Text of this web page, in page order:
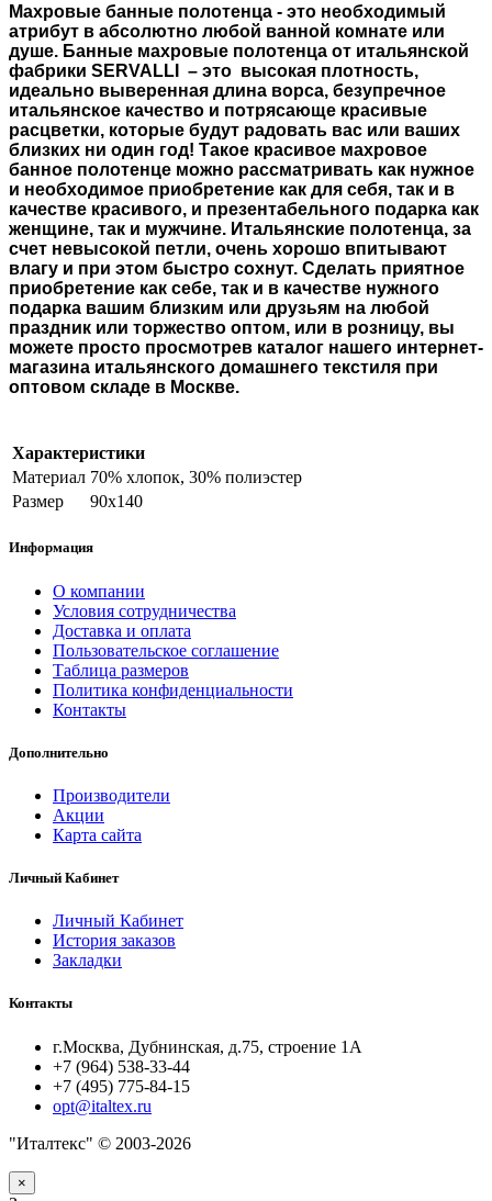
Махровые банные полотенца - это необходимый
атрибут в абсолютно любой ванной комнате или
душе. Банные махровые полотенца от итальянской
фабрики SERVALLI – это высокая плотность,
идеально выверенная длина ворса, безупречное
итальянское качество и потрясающе красивые
расцветки, которые будут радовать вас или ваших
близких ни один год! Такое красивое махровое
банное полотенце можно рассматривать как нужное
и необходимое приобретение как для себя, так и в
качестве красивого, и презентабельного подарка как
женщине, так и мужчине. Итальянские полотенца, за
счет невысокой петли, очень хорошо впитывают
влагу и при этом быстро сохнут. Сделать приятное
приобретение как себе, так и в качестве нужного
подарка вашим близким или друзьям на любой
праздник или торжество оптом, или в розницу, вы
можете просто просмотрев каталог нашего интернет-
магазина итальянского домашнего текстиля при
оптовом складе в Москве.
Характеристики
Материал 70% хлопок, 30% полиэстер
Размер
90х140
Информация
О компании
Условия сотрудничества
Доставка и оплата
Пользовательское соглашение
Таблица размеров
Политика конфиденциальности
Контакты
Дополнительно
Производители
Акции
Карта сайта
Личный Кабинет
Личный Кабинет
История заказов
Закладки
Контакты
г.Москва, Дубнинская, д.75, строение 1А
+7 (964) 538-33-44
+7 (495) 775-84-15
opt@italtex.ru
"Италтекс" © 2003-2026
×